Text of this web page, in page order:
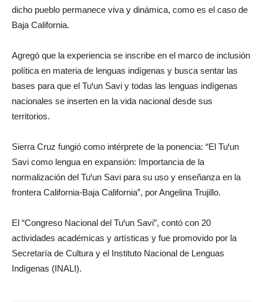
dicho pueblo permanece viva y dinámica, como es el caso de
Baja California.
Agregó que la experiencia se inscribe en el marco de inclusión
política en materia de lenguas indígenas y busca sentar las
bases para que el TuꞋun Savi y todas las lenguas indígenas
nacionales se inserten en la vida nacional desde sus
territorios.
Sierra Cruz fungió como intérprete de la ponencia: “El TuꞋun
Savi como lengua en expansión: Importancia de la
normalización del TuꞋun Savi para su uso y enseñanza en la
frontera California-Baja California”, por Angelina Trujillo.
El “Congreso Nacional del TuꞋun Savi”, contó con 20
actividades académicas y artísticas y fue promovido por la
Secretaría de Cultura y el Instituto Nacional de Lenguas
Indígenas (INALI).